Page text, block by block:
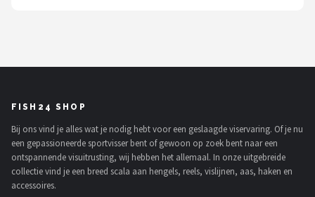
Korda
Salmo
Rapala
FISH24 SHOP
Bij ons vind je alles wat je nodig hebt voor een geslaagde viservaring. Of je nu
een gepassioneerde sportvisser bent of gewoon op zoek bent naar een
ontspannende visuitrusting, wij hebben het allemaal. In onze uitgebreide
collectie vind je een breed scala aan hengels, reels, vislijnen, aas, haken en
accessoires.